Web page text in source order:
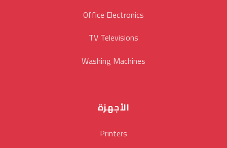
Office Electronics
TV Televisions
Washing Machines
الأجهزة
Printers